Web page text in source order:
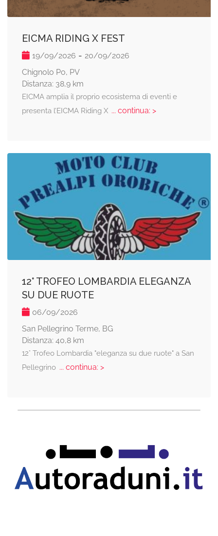
EICMA RIDING X FEST
19/09/2026 - 20/09/2026
Chignolo Po, PV
Distanza: 38,9 km
EICMA amplia il proprio ecosistema di eventi e
presenta l’EICMA Riding X... continua: >
12° TROFEO LOMBARDIA ELEGANZA
SU DUE RUOTE
06/09/2026
San Pellegrino Terme, BG
Distanza: 40,8 km
12° Trofeo Lombardia "eleganza su due ruote" a San
Pellegrino... continua: >